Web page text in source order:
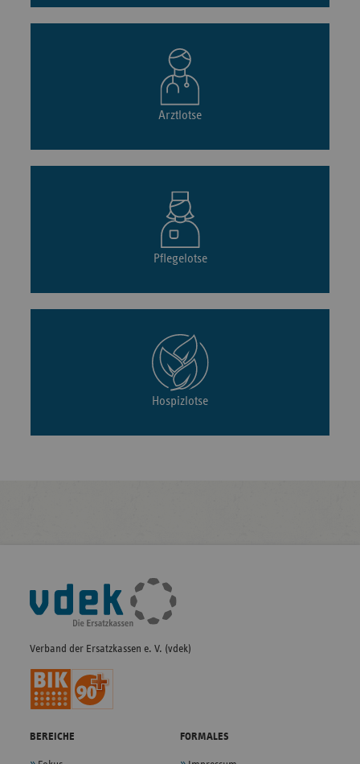
Arztlotse
Pflegelotse
Hospizlotse
Fußleisten-
Navigation
Verband der Ersatzkassen e. V. (vdek)
BEREICHE FORMALES